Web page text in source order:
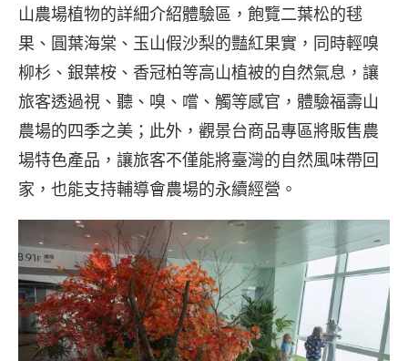
山農場植物的詳細介紹體驗區，飽覽二葉松的毬
果、圓葉海棠、玉山假沙梨的豔紅果實，同時輕嗅
柳杉、銀葉桉、香冠柏等高山植被的自然氣息，讓
旅客透過視、聽、嗅、嚐、觸等感官，體驗福壽山
農場的四季之美；此外，觀景台商品專區將販售農
場特色產品，讓旅客不僅能將臺灣的自然風味帶回
家，也能支持輔導會農場的永續經營。